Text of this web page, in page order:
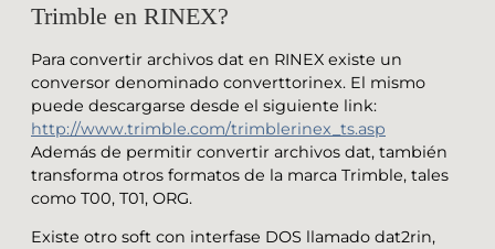
Trimble en RINEX?
Para convertir archivos dat en RINEX existe un
conversor denominado converttorinex. El mismo
puede descargarse desde el siguiente link:
http://www.trimble.com/trimblerinex_ts.asp
Además de permitir convertir archivos dat, también
transforma otros formatos de la marca Trimble, tales
como T00, T01, ORG.
Existe otro soft con interfase DOS llamado dat2rin,